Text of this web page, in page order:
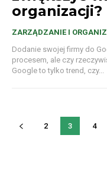
organizacji?
ZARZĄDZANIE I
Dodanie swojej firmy do
procesem, ale czy
Google to tylko trend, czy...
2 3 4